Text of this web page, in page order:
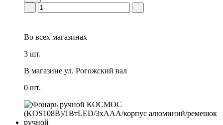
Во всех магазинах
3 шт.
В магазине ул. Рогожский вал
0 шт.